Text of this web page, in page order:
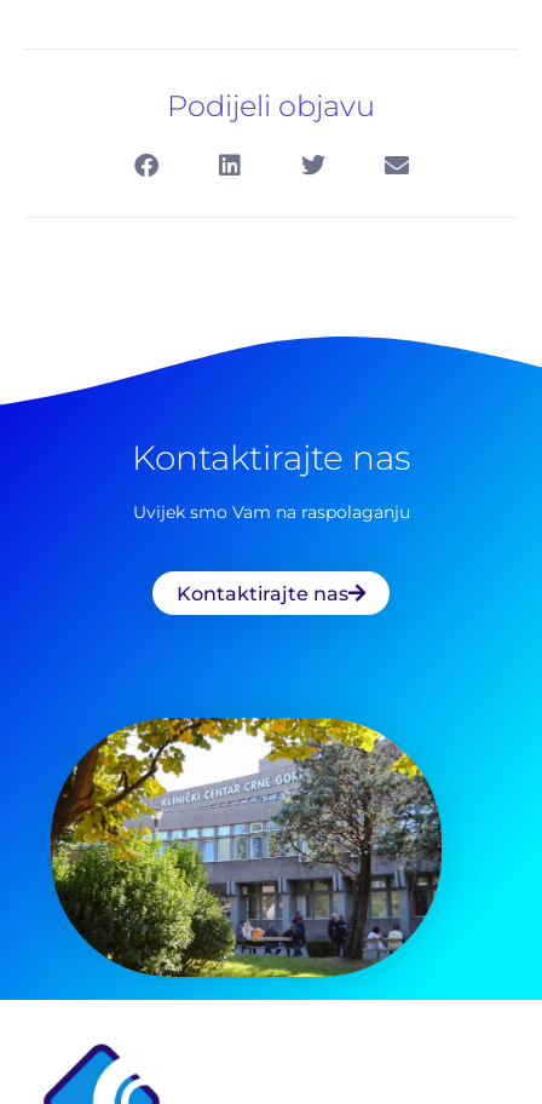
Pretraga
Podijeli objavu
Kontaktirajte nas
Uvijek smo Vam na raspolaganju
Kontaktirajte nas